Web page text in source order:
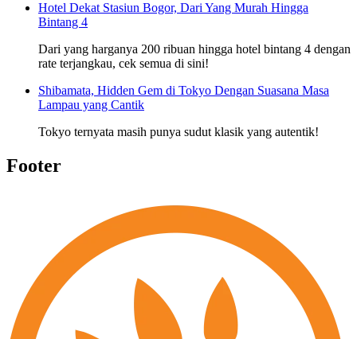
Hotel Dekat Stasiun Bogor, Dari Yang Murah Hingga
Bintang 4
Dari yang harganya 200 ribuan hingga hotel bintang 4 dengan
rate terjangkau, cek semua di sini!
Shibamata, Hidden Gem di Tokyo Dengan Suasana Masa
Lampau yang Cantik
Tokyo ternyata masih punya sudut klasik yang autentik!
Footer